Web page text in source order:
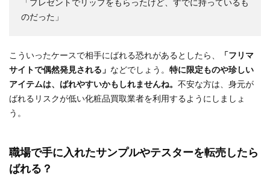
「プレゼントでリップをもらったけど、すでに持っているも
のだった」
こういったケースで相手にばれる恐れがあるとしたら、
「フリマ
サイトで偶然発見される」 などでしょう。 特に限定ものや珍しい
アイテムは、ばれやすいかもしれませんね。 不安な方は、身元が
ばれるリスクが低い化粧品買取業者を利用するようにしましょ
う。
職場で手に入れたサンプルやテスターを転売したら
ばれる？